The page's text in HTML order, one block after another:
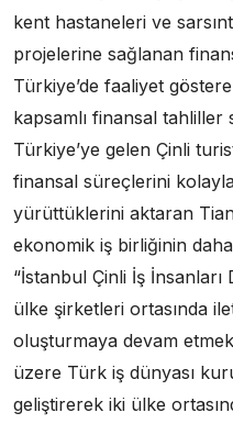
kent hastaneleri ve
projelerine sağlanan
Türkiye’de faaliyet
kapsamlı finansal tahliller
Türkiye’ye gelen Çinli
finansal süreçlerini
yürüttüklerini aktaran
ekonomik iş birliğinin
“İstanbul Çinli İş İnsanları
ülke şirketleri ortasında
oluşturmaya devam
üzere Türk iş dünyası
geliştirerek iki ülke